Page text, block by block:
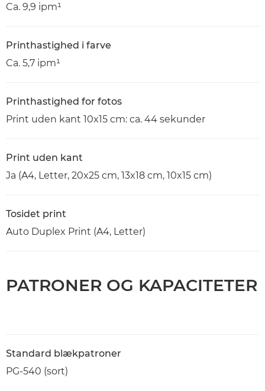
Ca. 9,9 ipm¹
Printhastighed i farve
Ca. 5,7 ipm¹
Printhastighed for fotos
Print uden kant 10x15 cm: ca. 44 sekunder
Print uden kant
Ja (A4, Letter, 20x25 cm, 13x18 cm, 10x15 cm)
Tosidet print
Auto Duplex Print (A4, Letter)
PATRONER OG KAPACITETER
Standard blækpatroner
PG-540 (sort)